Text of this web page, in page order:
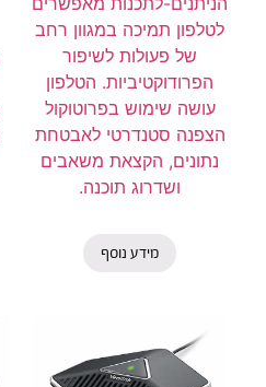
לטלפון תמיכה במגוון רחב
של פעולות לשיפור
הפרודוקטיביות. הטלפון
עושה שימוש בפרוטוקול
הצפנה סטנדרטי לאבטחת
נתונים, הקצאת משאבים
ושדרוג תוכנה.
מידע נוסף